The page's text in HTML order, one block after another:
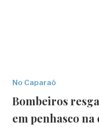
No Caparaó
Bombeiros
em penhasco na